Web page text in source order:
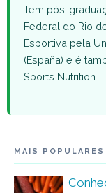
Tem pós-
Federal do Rio
Esportiva pela
(España) e é
Sports Nutrition.
MAIS